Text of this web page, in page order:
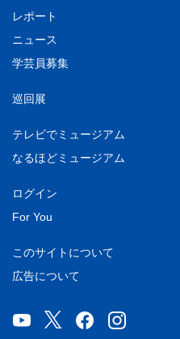
レポート
ニュース
学芸員募集
巡回展
テレビでミュージアム
なるほどミュージアム
ログイン
For You
このサイトについて
広告について